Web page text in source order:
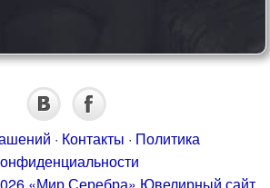
· Контакты · Политика
«Мир Серебра» Ювелирный сайт.